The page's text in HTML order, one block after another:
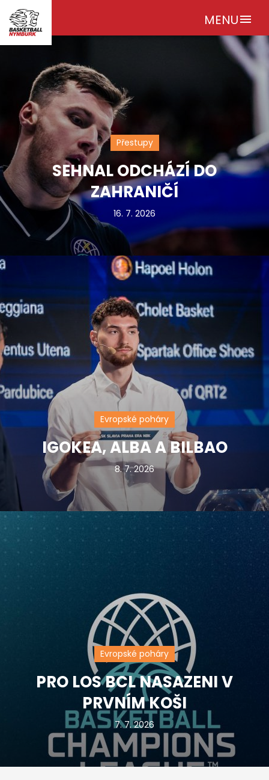
MENUmenu
Přestupy
SEHNAL ODCHÁZÍ DO
ZAHRANIČÍ
16. 7. 2026
Evropské poháry
IGOKEA, ALBA A BILBAO
8. 7. 2026
Evropské poháry
PRO LOS BCL NASAZENI V
PRVNÍM KOŠI
7. 7. 2026